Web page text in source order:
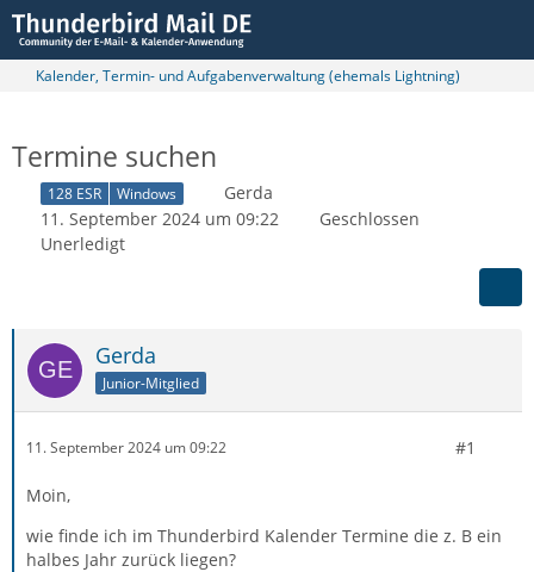
Kalender, Termin- und Aufgabenverwaltung (ehemals Lightning)
Termine suchen
128 ESR Windows
Gerda
11. September 2024 um 09:22
Geschlossen
Unerledigt
Gerda
Junior-Mitglied
11. September 2024 um 09:22 #1
Moin,
wie finde ich im Thunderbird Kalender Termine die z. B ein
halbes Jahr zurück liegen?